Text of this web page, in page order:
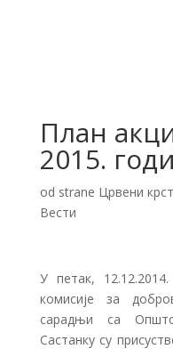
План
2015.
od strane Црвени
Вести
У петак,
комисије за
сарадњи са
Састанку су